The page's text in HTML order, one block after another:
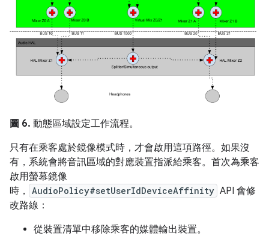
圖 6. 動態區域設定工作流程。
只有在乘客處於鏡像模式時，才會啟用這項路徑。 如果沒
有，系統會將音訊區域的對應裝置指派給乘客。首次為乘客
啟用螢幕鏡像
時，
AudioPolicy#setUserIdDeviceAffinity API 會修
改路線：
從裝置清單中移除乘客的媒體輸出裝置。